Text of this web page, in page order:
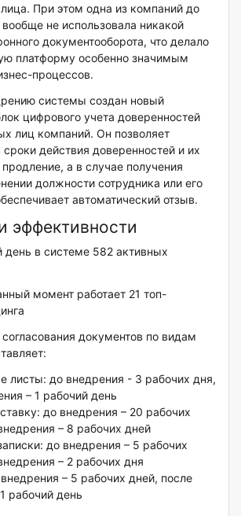
При этом одна из компаний до
не использовала никакой
документооборота, что делало
платформу особенно значимым
процессов.
системы создан новый
цифрового учета доверенностей
лиц компаний. Он позволяет
сроки действия доверенностей и их
а в случае получения
должности сотрудника или его
автоматический отзыв.
эффективности
день в системе 582 активных
момент работает 21 топ-
документов по видам
листы: до внедрения - 3 рабочих дня,
– 1 рабочий день
до внедрения – 20 рабочих
– 8 рабочих дней
до внедрения – 5 рабочих
– 2 рабочих дня
– 5 рабочих дней, после
рабочий день